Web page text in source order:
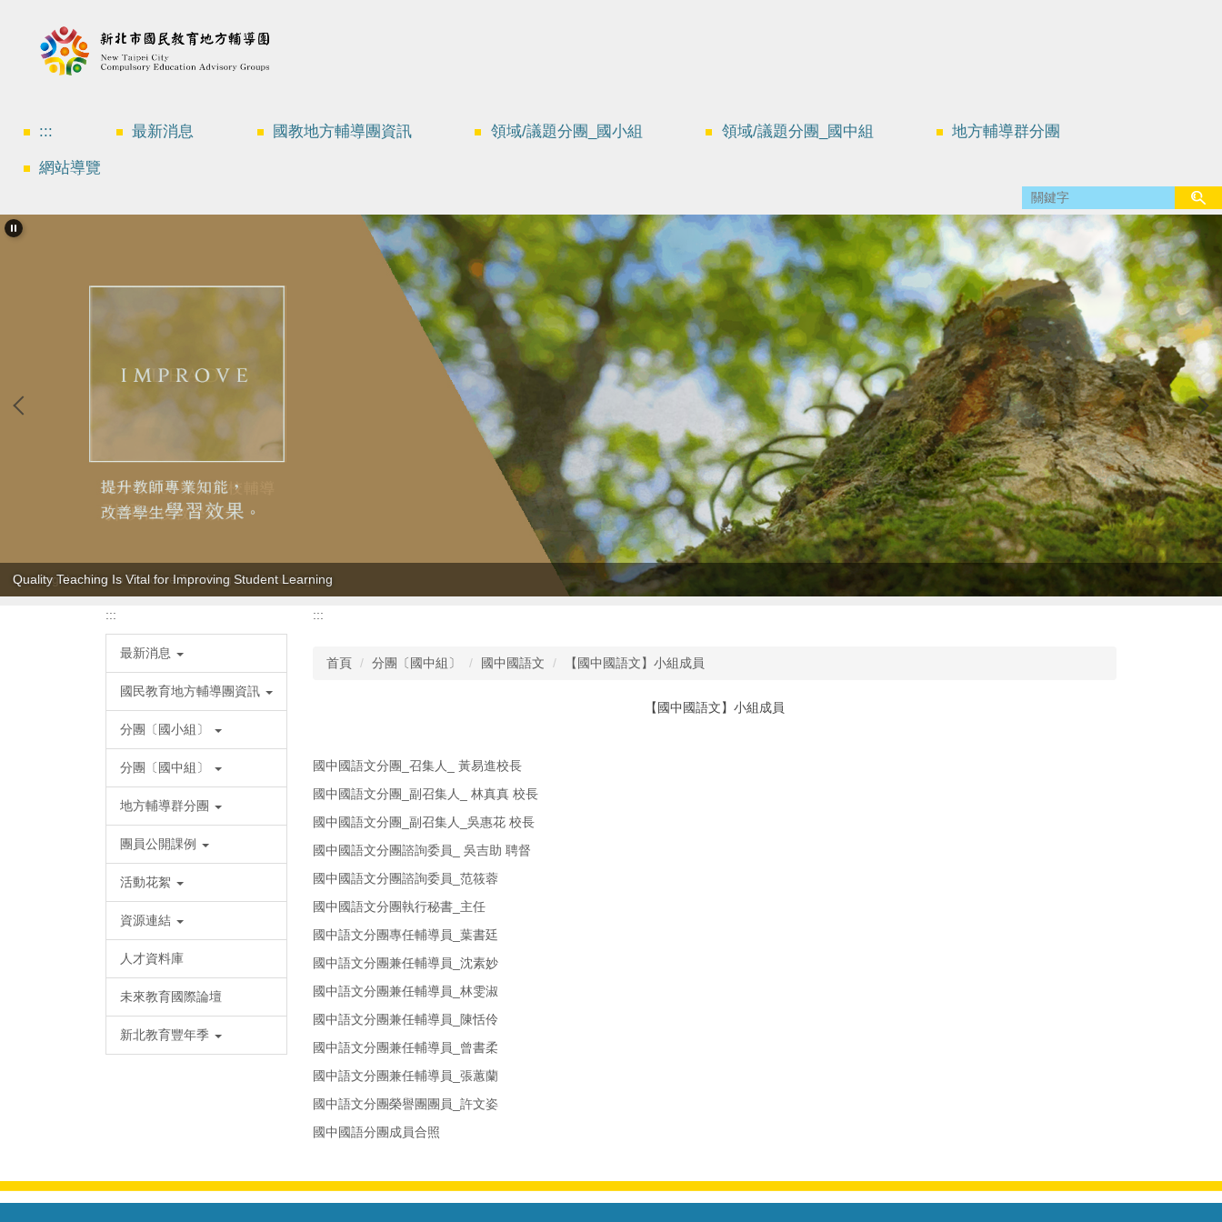
::: 最新消息 國教地方輔導團資訊 領域/議題分團_國小組 領域/議題分團_國中組 地方輔導群分團
網站導覽
Quality Teaching Is Vital for Improving Student Learning
:::
最新消息
國民教育地方輔導團資訊
分團〔國小組〕
分團〔國中組〕
地方輔導群分團
團員公開課例
活動花絮
資源連結
人才資料庫
未來教育國際論壇
新北教育豐年季
:::
首頁 分團〔國中組〕 國中國語文 【國中國語文】小組成員
【國中國語文】小組成員
國中國語文分團_召集人_ 黃易進校⾧
國中國語文分團_副召集人_ 林真真 校⾧
國中國語文分團_副召集人_吳惠花 校長
國中國語文分團諮詢委員_ 吳吉助 聘督
國中國語文分團諮詢委員_范筱蓉
國中國語文分團執行秘書_主任
國中語文分團專任輔導員_葉書廷
國中語文分團兼任輔導員_沈素妙
國中語文分團兼任輔導員_林雯淑
國中語文分團兼任輔導員_陳恬伶
國中語文分團兼任輔導員_曾書柔
國中語文分團兼任輔導員_張蕙蘭
國中語文分團榮譽團團員_許文姿
國中國語分團成員合照